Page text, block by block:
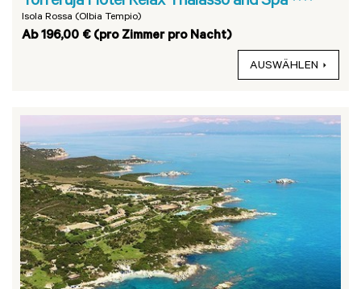
Isola Rossa (Olbia Tempio)
Ab 196,00 € (pro Zimmer pro Nacht)
AUSWÄHLEN